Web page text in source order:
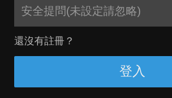
安全提問(未設定請忽略)
還沒有註冊？
登入